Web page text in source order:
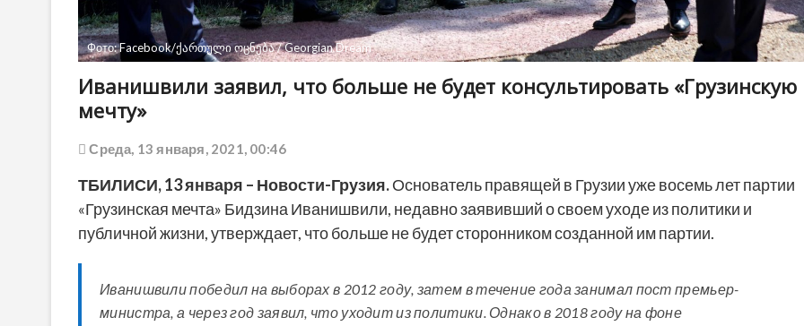
Фото: Facebook/ქართული ოცნება / Georgian Dream
Иванишвили заявил, что больше не будет консультировать «Грузинскую
мечту»
Среда, 13 января, 2021, 00:46
ТБИЛИСИ,13января – Новости-Грузия.Основатель правящей в Грузии уже восемь лет партии
«Грузинская мечта» Бидзина Иванишвили, недавно заявивший о своем уходе из политики и
публичной жизни, утверждает, что больше не будет сторонником созданной им партии.
Иванишвили победил на выборах в 2012 году, затем в течение года занимал пост премьер-
министра, а через год заявил, что уходит из политики. Однако в 2018 году на фоне